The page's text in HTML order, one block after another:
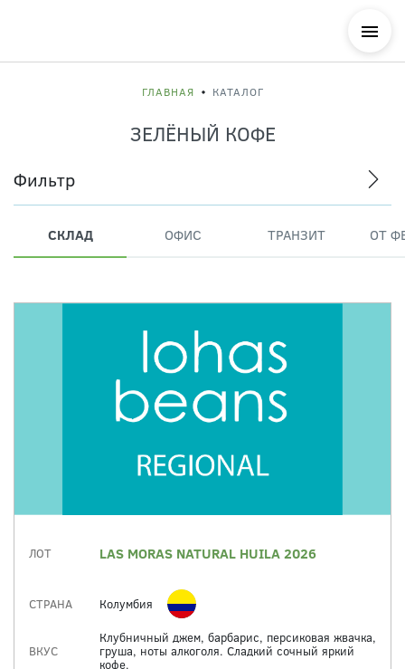
ГЛАВНАЯ КАТАЛОГ
ЗЕЛЁНЫЙ КОФЕ
Фильтр
СКЛАД ОФИС ТРАНЗИТ ОТ
ЛОТ LAS MORAS NATURAL HUILA 2026
СТРАНА Колумбия
ВКУС
Клубничный джем, барбарис, персиковая жвачка,
груша, ноты алкоголя. Сладкий сочный яркий
кофе.